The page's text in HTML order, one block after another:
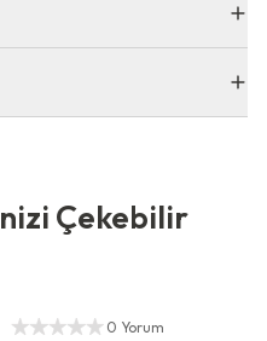
Yetkili Satıcı
0 Yorum